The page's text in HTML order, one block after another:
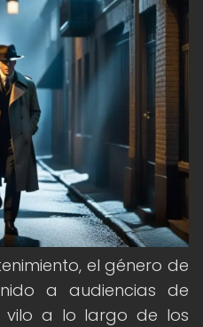
el género de
a audiencias de
vilo a lo largo de los